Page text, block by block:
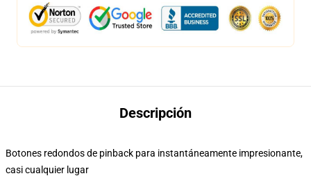
Descripción
Botones redondos de pinback para instantáneamente impresionante,
casi cualquier lugar